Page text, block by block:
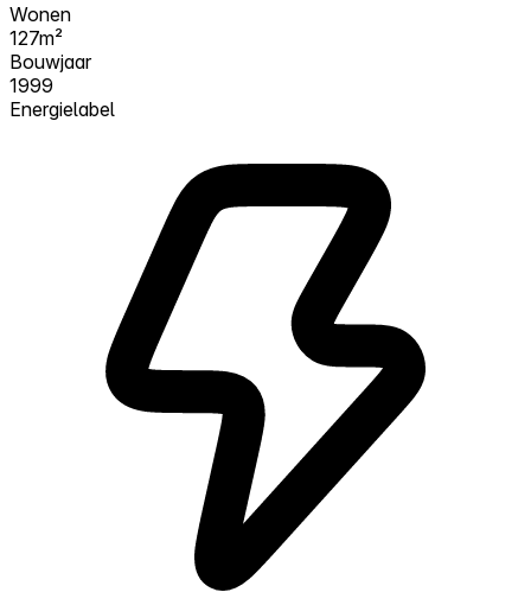
Wonen
127m²
Bouwjaar
1999
Energielabel